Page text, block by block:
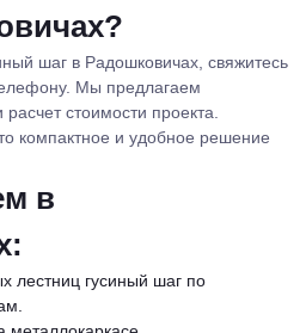
шаг в Радошковичах, свяжитесь
Мы предлагаем
стоимости проекта.
компактное и удобное решение
в
лестниц гусиный шаг по